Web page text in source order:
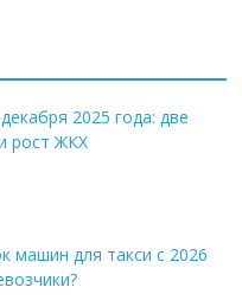
2025 года: две
рост ЖКХ
машин для такси с 2026